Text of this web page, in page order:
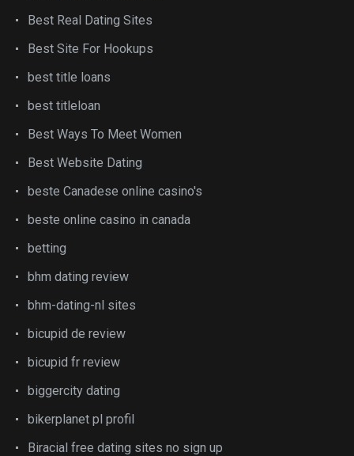
Best Real Dating Sites
Best Site For Hookups
best title loans
best titleloan
Best Ways To Meet Women
Best Website Dating
beste Canadese online casino's
beste online casino in canada
betting
bhm dating review
bhm-dating-nl sites
bicupid de review
bicupid fr review
biggercity dating
bikerplanet pl profil
Biracial free dating sites no sign up